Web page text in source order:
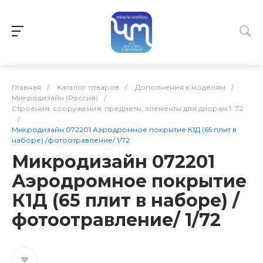
Главная / Каталог товаров / Дополнения к моделям
/
Микродизайн (Россия)
/
Строения, сооружения, предметы, элементы для диорам 1: 72
/
Микродизайн 072201 Аэродромное покрытие К1Д (65 плит в
наборе) /фотоотравление/ 1/72
Микродизайн 072201
Аэродромное покрытие
К1Д (65 плит в наборе) /
фотоотравление/ 1/72